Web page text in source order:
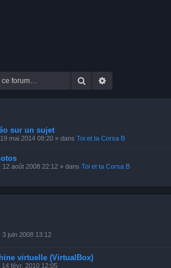
Rechercher
sur un sujet
mai 2014 08:20 » dans Toi et ta Corsa B
12 août 2008 22:12 » dans Toi et ta Corsa B
3 juin 2008 13:12
virtuelle (VirtualBox)
14 févr. 2010 12:05